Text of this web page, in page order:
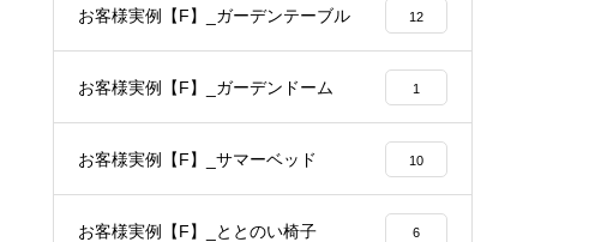
お客様実例【F】_ガーデンテーブル 12
お客様実例【F】_ガーデンドーム 1
お客様実例【F】_サマーベッド 10
お客様実例【F】_ととのい椅子 6